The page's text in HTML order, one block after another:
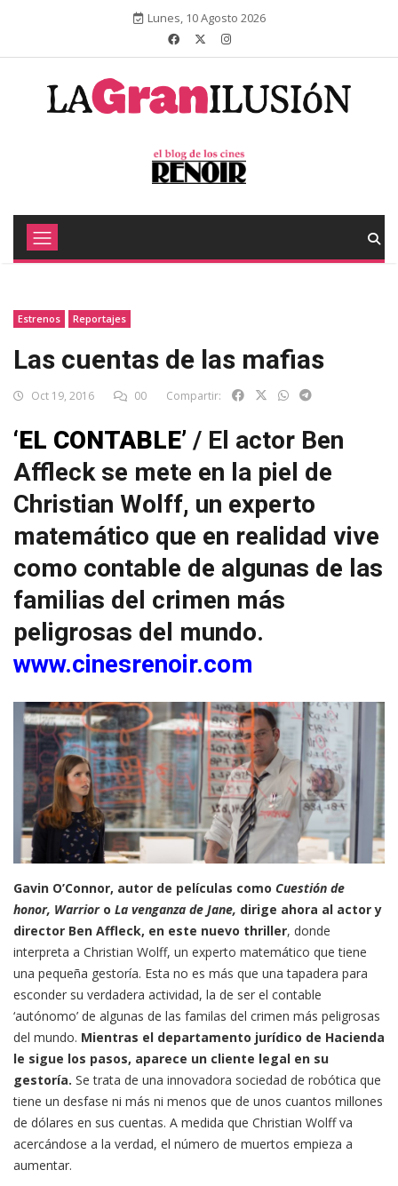
Lunes, 10 Agosto 2026
Estrenos Reportajes
Las cuentas de las mafias
Oct 19, 2016 00 Compartir:
‘EL CONTABLE’ / El actor Ben
Affleck se mete en la piel de
Christian Wolff, un experto
matemático que en realidad vive
como contable de algunas de las
familias del crimen más
peligrosas del mundo.
www.cinesrenoir.com
Gavin O’Connor, autor de películas como Cuestión de
honor, Warrioro La venganza de Jane, dirige ahora al actor y
director Ben Affleck, en este nuevo thriller, donde
interpreta a Christian Wolff, un experto matemático que tiene
una pequeña gestoría. Esta no es más que una tapadera para
esconder su verdadera actividad, la de ser el contable
‘autónomo’ de algunas de las familas del crimen más peligrosas
del mundo. Mientras el departamento jurídico de Hacienda
le sigue los pasos, aparece un cliente legal en su
gestoría. Se trata de una innovadora sociedad de robótica que
tiene un desfase ni más ni menos que de unos cuantos millones
de dólares en sus cuentas. A medida que Christian Wolff va
acercándose a la verdad, el número de muertos empieza a
aumentar.